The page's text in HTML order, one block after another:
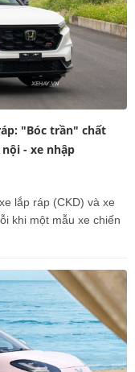
"Bóc trần" chất
- xe nhập
lắp ráp (CKD) và xe
khi một mẫu xe chiến